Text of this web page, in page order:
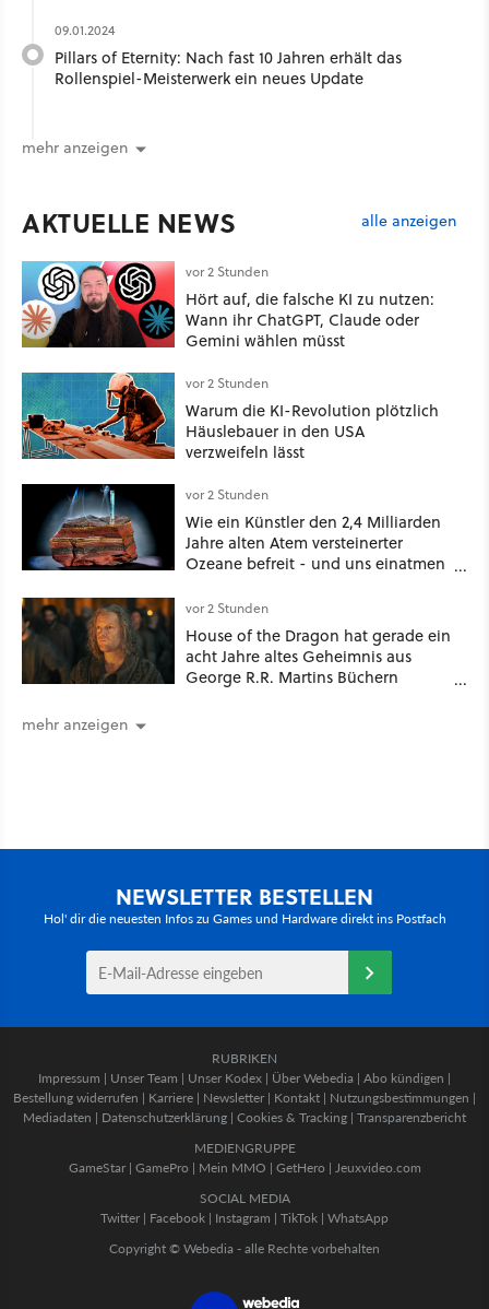
09.01.2024
Pillars of Eternity: Nach fast 10 Jahren erhält das
Rollenspiel-Meisterwerk ein neues Update
mehr anzeigen
AKTUELLE NEWS alle anzeigen
vor 2 Stunden
Hört auf, die falsche KI zu nutzen:
Wann ihr ChatGPT, Claude oder
Gemini wählen müsst
vor 2 Stunden
Warum die KI-Revolution plötzlich
Häuslebauer in den USA
verzweifeln lässt
vor 2 Stunden
Wie ein Künstler den 2,4 Milliarden
Jahre alten Atem versteinerter
Ozeane befreit - und uns einatmen
vor 2 Stunden
House of the Dragon hat gerade ein
acht Jahre altes Geheimnis aus
George R.R. Martins Büchern
mehr anzeigen
NEWSLETTER BESTELLEN
Hol' dir die neuesten Infos zu Games und Hardware direkt ins Postfach
RUBRIKEN
Impressum | Unser Team | Unser Kodex | Über Webedia | Abo kündigen |
Bestellung widerrufen | Karriere | Newsletter | Kontakt | Nutzungsbestimmungen |
Mediadaten | Datenschutzerklärung | Cookies & Tracking | Transparenzbericht
MEDIENGRUPPE
GameStar| GamePro | Mein MMO | GetHero | Jeuxvideo.com
SOCIAL MEDIA
Twitter | Facebook | Instagram | TikTok | WhatsApp
Copyright © Webedia - alle Rechte vorbehalten